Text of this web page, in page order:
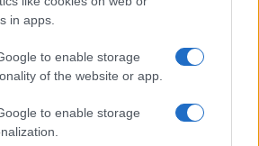
in apps.
to enable storage
of the website or app.
to enable storage